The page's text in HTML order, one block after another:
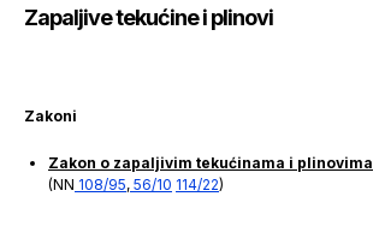
Zapaljive tekućine i plinovi
Zakoni
Zakon o zapaljivim tekućinama i plinovima
(NN 108/95, 56/10 114/22)